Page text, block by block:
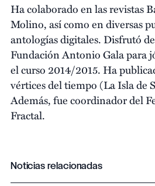
Ha colaborado en las revistas
Molino, así como en diversas
antologías digitales. Disfrutó
Fundación Antonio Gala para
el curso 2014/2015. Ha
vértices del tiempo (La Isla de
Además, fue coordinador del
Fractal.
Noticias relacionadas